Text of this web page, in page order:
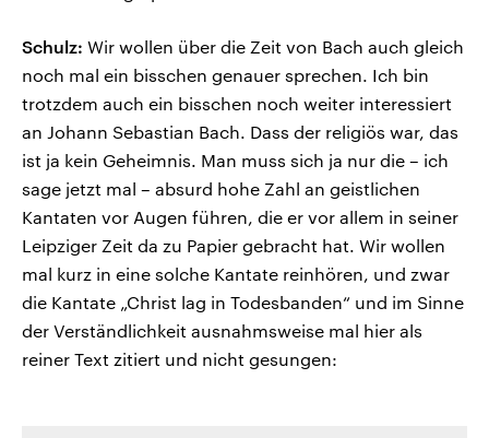
Schulz: Wir wollen über die Zeit von Bach auch gleich
noch mal ein bisschen genauer sprechen. Ich bin
trotzdem auch ein bisschen noch weiter interessiert
an Johann Sebastian Bach. Dass der religiös war, das
ist ja kein Geheimnis. Man muss sich ja nur die – ich
sage jetzt mal – absurd hohe Zahl an geistlichen
Kantaten vor Augen führen, die er vor allem in seiner
Leipziger Zeit da zu Papier gebracht hat. Wir wollen
mal kurz in eine solche Kantate reinhören, und zwar
die Kantate „Christ lag in Todesbanden“ und im Sinne
der Verständlichkeit ausnahmsweise mal hier als
reiner Text zitiert und nicht gesungen: